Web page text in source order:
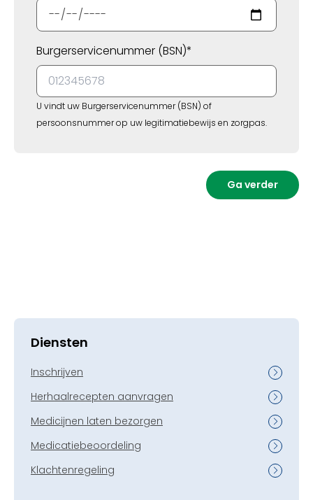
Burgerservicenummer (BSN)*
U vindt uw Burgerservicenummer (BSN) of
persoonsnummer op uw legitimatiebewijs en zorgpas.
Ga verder
Diensten
Inschrijven
Herhaalrecepten aanvragen
Medicijnen laten bezorgen
Medicatiebeoordeling
Klachtenregeling